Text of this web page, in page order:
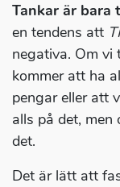
Tankar är bara
en tendens att
negativa. Om vi
kommer att ha
pengar eller att
alls på det,
det.
Det är lätt att